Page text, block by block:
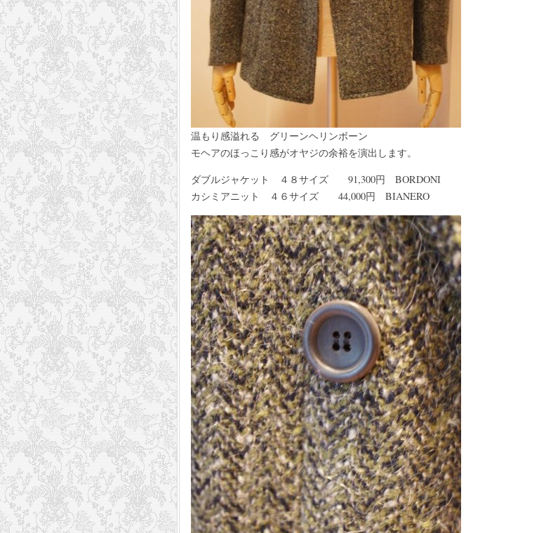
温もり感溢れる グリーンヘリンボーン
モヘアのほっこり感がオヤジの余裕を演出します。
ダブルジャケット ４８サイズ 91,300円 BORDONI
カシミアニット ４６サイズ 44,000円 BIANERO